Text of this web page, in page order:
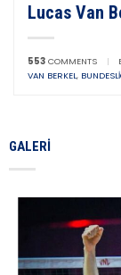
Lucas Van
553 COMMENTS |
VAN BERKEL,
GALERI